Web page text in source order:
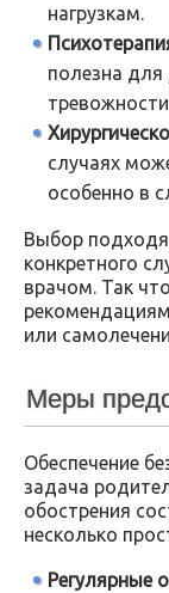
нагрузкам.
полезна для
случаях
особенно в
Выбор
конкретного
врачом. Так
или
Меры
Обеспечение
задача
обострения
несколько
Регулярные